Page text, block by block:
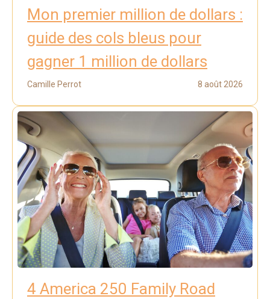
Mon premier million de dollars :
guide des cols bleus pour
gagner 1 million de dollars
Camille Perrot 8 août 2026
4 America 250 Family Road